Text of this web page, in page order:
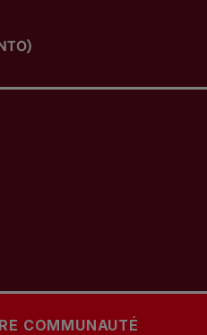
COMMUNAUTÉ